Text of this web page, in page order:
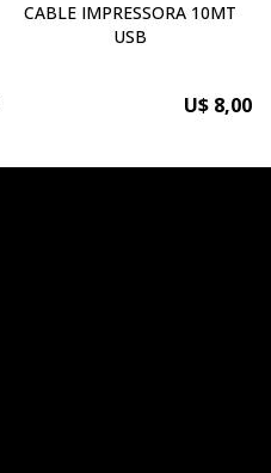
CABLE IMPRESSORA 10MT
USB
U$ 8,00